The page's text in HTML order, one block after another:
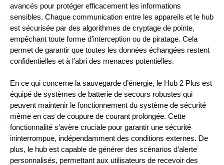
avancés pour protéger efficacement les informations
sensibles. Chaque communication entre les appareils et le hub
est sécurisée par des algorithmes de cryptage de pointe,
empêchant toute forme d’interception ou de piratage. Cela
permet de garantir que toutes les données échangées restent
confidentielles et à l’abri des menaces potentielles.
En ce qui concerne la sauvegarde d’énergie, le Hub 2 Plus est
équipé de systèmes de batterie de secours robustes qui
peuvent maintenir le fonctionnement du système de sécurité
même en cas de coupure de courant prolongée. Cette
fonctionnalité s’avère cruciale pour garantir une sécurité
ininterrompue, indépendamment des conditions externes. De
plus, le hub est capable de générer des scénarios d’alerte
personnalisés, permettant aux utilisateurs de recevoir des